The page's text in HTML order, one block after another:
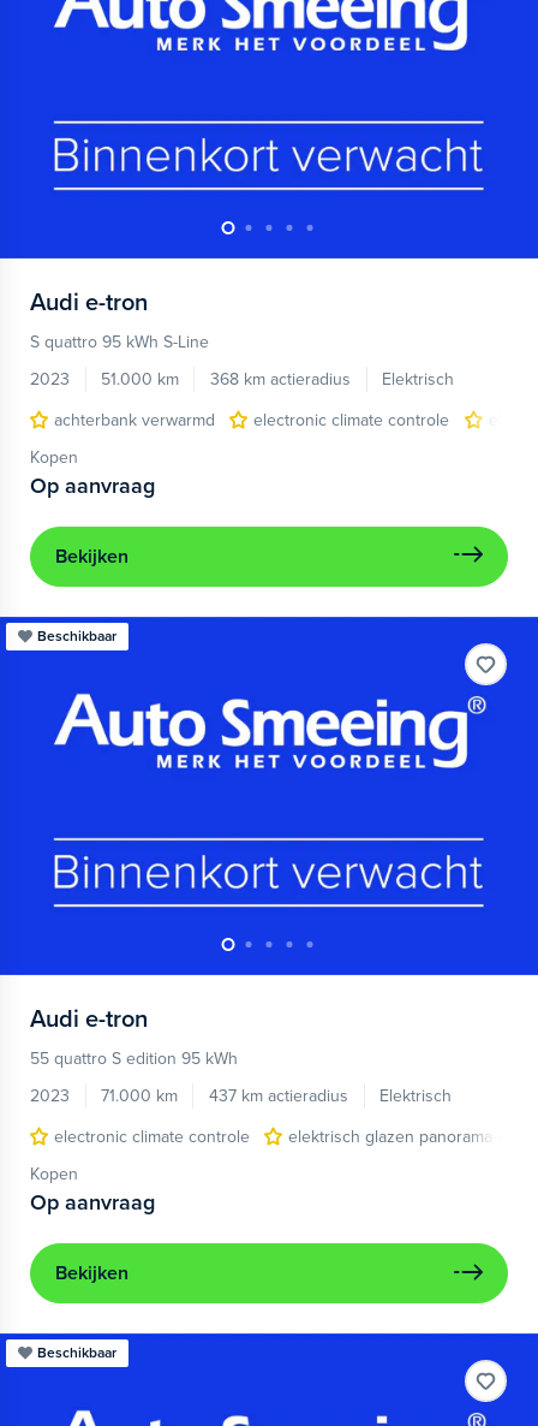
Audi e-tron
S quattro 95 kWh S-Line
2023
51.000 km 368 km actieradius
Elektrisch
achterbank verwarmd
electronic climate controle
Kopen
Op aanvraag
Bekijken
Beschikbaar
Audi e-tron
55 quattro S edition 95 kWh
2023
71.000 km 437 km actieradius
Elektrisch
electronic climate controle
elektrisch glazen panorama-dak
Kopen
Op aanvraag
Bekijken
Beschikbaar